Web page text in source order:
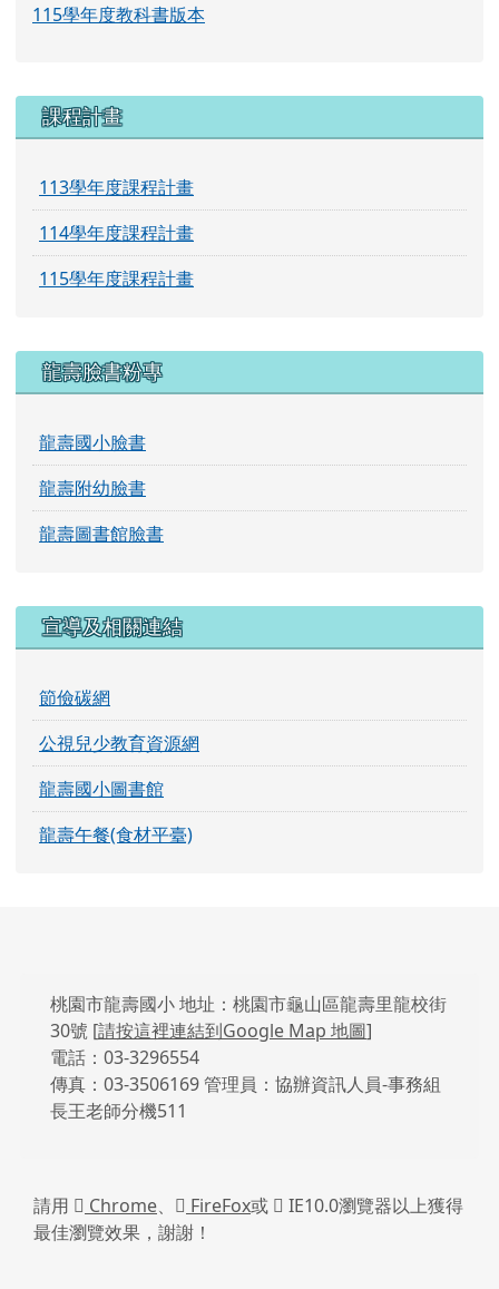
115學年度教科書版本
課程計畫
113學年度課程計畫
114學年度課程計畫
115學年度課程計畫
龍壽臉書粉專
龍壽國小臉書
龍壽附幼臉書
龍壽圖書館臉書
宣導及相關連結
節儉碳網
公視兒少教育資源網
龍壽國小圖書館
龍壽午餐(食材平臺)
頁尾區域內容
桃園市龍壽國小 地址：桃園市龜山區龍壽里龍校街
30號 [請按這裡連結到Google Map 地圖]
電話：03-3296554
傳真：03-3506169 管理員：協辦資訊人員-事務組
長王老師分機511
請用 Chrome、 FireFox或
IE10.0瀏覽器以上獲得
最佳瀏覽效果，謝謝！